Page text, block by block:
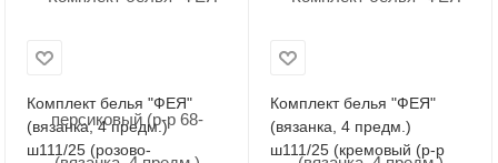
Комплект белья "ФЕЯ"
(вязанка, 4 предм.)
ш111/25 (розово-
Комплект белья "ФЕЯ"
(вязанка, 4 предм.)
ш111/25 (кремовый (р-р